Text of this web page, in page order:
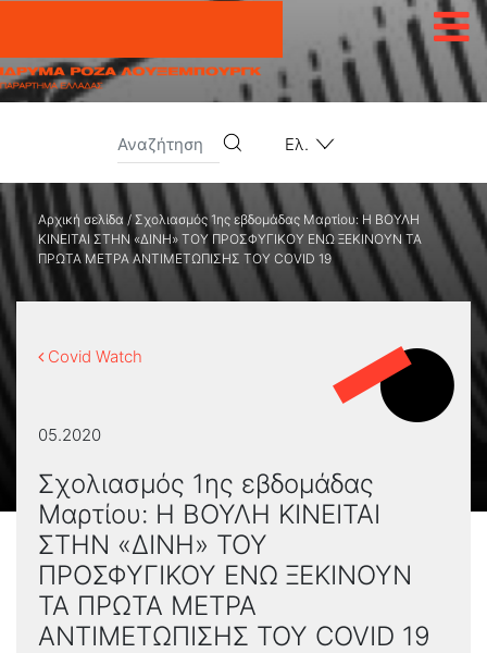
Ελ.
Αρχική σελίδα /Σχολιασμός 1ης εβδομάδας Μαρτίου: Η ΒΟΥΛΗ
ΚΙΝΕΙΤΑΙ ΣΤΗΝ «ΔΙΝΗ» ΤΟΥ ΠΡΟΣΦΥΓΙΚΟΥ ΕΝΩ ΞΕΚΙΝΟΥΝ ΤΑ
ΠΡΩΤΑ ΜΕΤΡΑ ΑΝΤΙΜΕΤΩΠΙΣΗΣ ΤΟΥ COVID 19
Covid Watch
05.2020
Σχολιασμός 1ης εβδομάδας
Μαρτίου: Η ΒΟΥΛΗ ΚΙΝΕΙΤΑΙ
ΣΤΗΝ «ΔΙΝΗ» ΤΟΥ
ΠΡΟΣΦΥΓΙΚΟΥ ΕΝΩ ΞΕΚΙΝΟΥΝ
ΤΑ ΠΡΩΤΑ ΜΕΤΡΑ
ΑΝΤΙΜΕΤΩΠΙΣΗΣ ΤΟΥ COVID 19